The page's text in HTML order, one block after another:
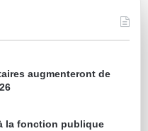
augmenteront de
la fonction publique